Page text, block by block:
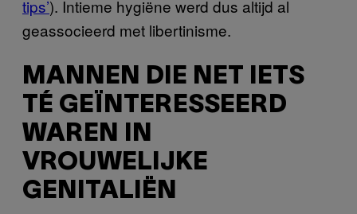
tips’). Intieme hygiëne werd dus altijd al
geassocieerd met libertinisme.
MANNEN DIE NET IETS
TÉ GEÏNTERESSEERD
WAREN IN
VROUWELIJKE
GENITALIËN